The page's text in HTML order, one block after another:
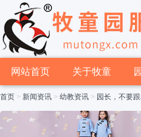
网站首页 关于牧童
首页 > 新闻资讯 > 幼教资讯 > 园长，不要